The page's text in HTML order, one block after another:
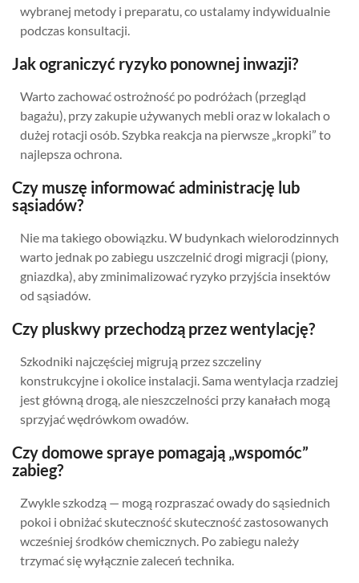
wybranej metody i preparatu, co ustalamy indywidualnie
podczas konsultacji.
Jak ograniczyć ryzyko ponownej inwazji?
Warto zachować ostrożność po podróżach (przegląd
bagażu), przy zakupie używanych mebli oraz w lokalach o
dużej rotacji osób. Szybka reakcja na pierwsze „kropki” to
najlepsza ochrona.
Czy muszę informować administrację lub
sąsiadów?
Nie ma takiego obowiązku. W budynkach wielorodzinnych
warto jednak po zabiegu uszczelnić drogi migracji (piony,
gniazdka), aby zminimalizować ryzyko przyjścia insektów
od sąsiadów.
Czy pluskwy przechodzą przez wentylację?
Szkodniki najczęściej migrują przez szczeliny
konstrukcyjne i okolice instalacji. Sama wentylacja rzadziej
jest główną drogą, ale nieszczelności przy kanałach mogą
sprzyjać wędrówkom owadów.
Czy domowe spraye pomagają „wspomóc”
zabieg?
Zwykle szkodzą — mogą rozpraszać owady do sąsiednich
pokoi i obniżać skuteczność skuteczność zastosowanych
wcześniej środków chemicznych. Po zabiegu należy
trzymać się wyłącznie zaleceń technika.